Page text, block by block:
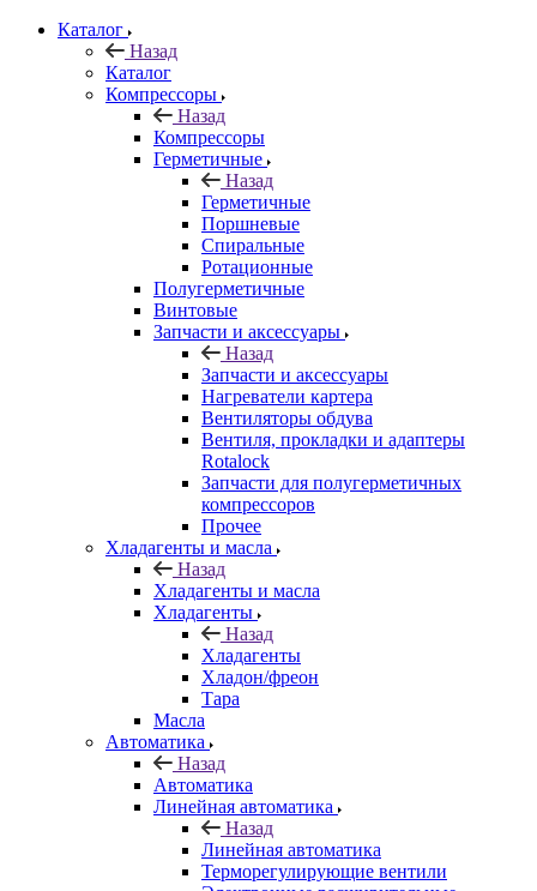
Каталог
Назад
Каталог
Компрессоры
Назад
Компрессоры
Герметичные
Назад
Герметичные
Поршневые
Спиральные
Ротационные
Полугерметичные
Винтовые
Запчасти и аксессуары
Назад
Запчасти и аксессуары
Нагреватели картера
Вентиляторы обдува
Вентиля, прокладки и адаптеры
Rotalock
Запчасти для полугерметичных
компрессоров
Прочее
Хладагенты и масла
Назад
Хладагенты и масла
Хладагенты
Назад
Хладагенты
Хладон/фреон
Тара
Масла
Автоматика
Назад
Автоматика
Линейная автоматика
Назад
Линейная автоматика
Терморегулирующие вентили